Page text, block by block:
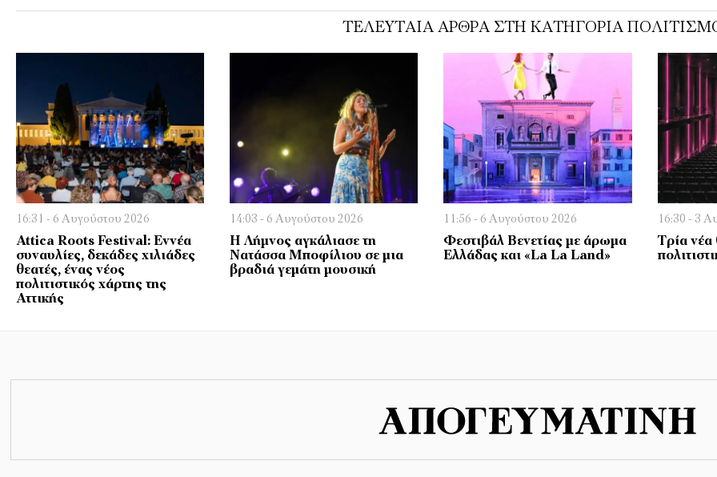
ΤΕΛΕΥΤΑΊΑ ΆΡΘΡΑ ΣΤΗ ΚΑΤΗΓΟΡΊΑ
16:31 - 6 Αυγούστου 2026
Attica Roots Festival: Εννέα
συναυλίες, δεκάδες χιλιάδες
θεατές, ένας νέος
πολιτιστικός χάρτης της
Αττικής
14:03 - 6 Αυγούστου 2026
Η Λήμνος αγκάλιασε τη
Νατάσσα Μποφίλιου σε μια
βραδιά γεμάτη μουσική
11:56 - 6 Αυγούστου 2026
Φεστιβάλ Βενετίας με άρωμα
Ελλάδας και «La La Land»
16:30 - 3
Τρία νέα